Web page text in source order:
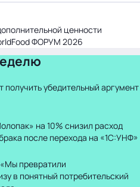
ценности
ФОРУМ 2026
получить убедительный аргумент
на 10% снизил расход
после перехода на «1С:УНФ»
превратили
в понятный потребительский